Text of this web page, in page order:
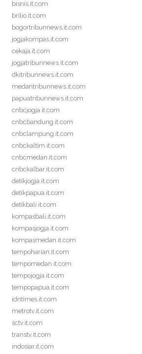
bisnis.it.com
brilio.it.com
bogortribunnews.it.com
jogjakompas.it.com
cekaja.it.com
jogjatribunnews.it.com
dkitribunnews.it.com
medantribunnews.it.com
papuatribunnews.it.com
cnbcjogja.it.com
cnbcbandung.it.com
cnbclampung.it.com
cnbckaltim.it.com
cnbcmedan.it.com
cnbckalbar.it.com
detikjogja.it.com
detikpapua.it.com
detikbali.it.com
kompasbali.it.com
kompasjogja.it.com
kompasmedan.it.com
tempoharian.it.com
tempomedan.it.com
tempojogja.it.com
tempopapua.it.com
idntimes.it.com
metrotv.it.com
sctv.it.com
transtv.it.com
indosiar.it.com